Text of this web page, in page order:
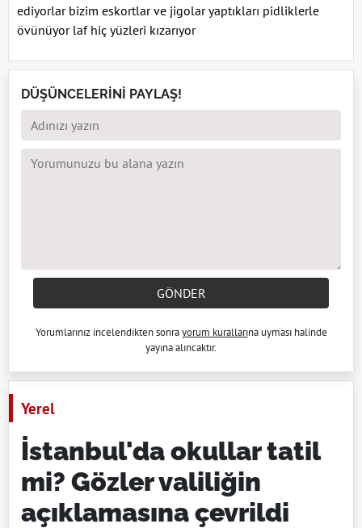
ediyorlar bizim eskortlar ve jigolar yaptıkları pidliklerle
övünüyor laf hiç yüzleri kızarıyor
DÜŞÜNCELERİNİ PAYLAŞ!
GÖNDER
Yorumlarınız incelendikten sonrayorum kurallarına uyması halinde
yayına alıncaktır.
Yerel
İstanbul'da okullar tatil
mi? Gözler valiliğin
açıklamasına çevrildi